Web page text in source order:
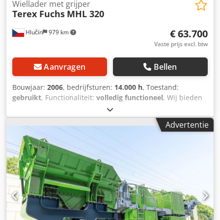
Hlučín 979 km
Wiellader met grijper
Terex Fuchs MHL 320
€ 63.700
Vaste prijs excl. btw
Aanvragen Bellen
Bouwjaar: 2006, bedrijfsturen: 14.000 h, Toestand:
gebruikt, Functionaliteit: volledig functioneel, Wij bieden
een gebruikte Terex Fuchs MHL 320 laadmachine aan,
bouwjaar 2006. Giek met sorteergrijper is gereviseerd,
nieuwe slangen. Topconditie. Garantie. Cedpsy Uv Srsfx
Ahzorf
Advertentie